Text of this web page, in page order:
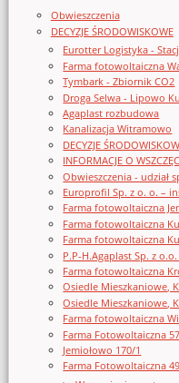
Obwieszczenia
DECYZJE ŚRODOWISKOWE
Eurotter Logistyka -
Farma fotowoltaiczna
Tymbark - Zbiornik CO2
Droga Selwa - Lipowo
Agaplast rozbudowa
Kanalizacja Witramowo
DECYZJE
INFORMACJE O
Obwieszczenia - udział
Europrofil Sp. z o. o. –
Farma fotowoltaiczna
Farma fotowoltaiczna
Farma fotowoltaiczna
P.P-H.Agaplast Sp. z
Farma fotowoltaiczna
Osiedle Mieszkaniowe,
Osiedle Mieszkaniowe,
Farma fotowoltaiczna
Farma Fotowoltaiczna
Jemiołowo 170/1
Farma Fotowoltaiczna